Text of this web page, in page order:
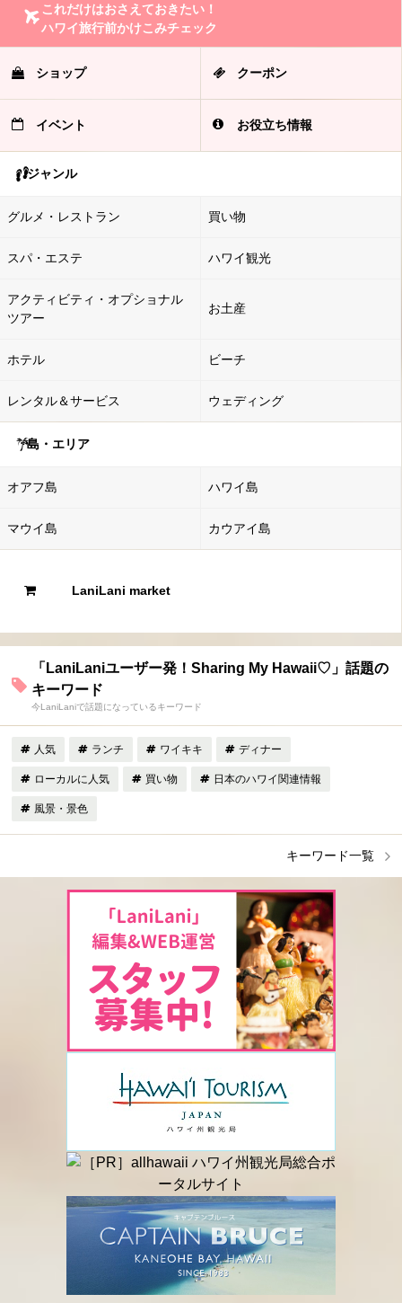
これだけはおさえておきたい！
ハワイ旅行前かけこみチェック
ショップ クーポン
イベント お役立ち情報
ジャンル
グルメ・レストラン 買い物
スパ・エステ ハワイ観光
アクティビティ・オプショナル
ツアー
お土産
ホテル ビーチ
レンタル＆サービス ウェディング
島・エリア
オアフ島 ハワイ島
マウイ島 カウアイ島
LaniLani market
「LaniLaniユーザー発！Sharing My Hawaii♡」話題の
キーワード
今LaniLaniで話題になっているキーワード
人気 ランチ ワイキキ ディナー
ローカルに人気 買い物 日本のハワイ関連情報
風景・景色
キーワード一覧